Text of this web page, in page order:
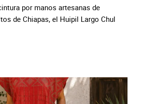
por manos artesanas de
de Chiapas, el Huipil Largo Chul